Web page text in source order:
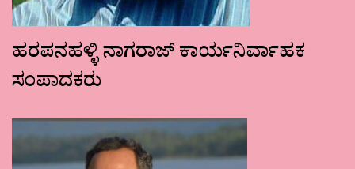
ಹರಪನಹಳ್ಳಿ ನಾಗರಾಜ್ ಕಾರ್ಯನಿರ್ವಾಹಕ
ಸಂಪಾದಕರು